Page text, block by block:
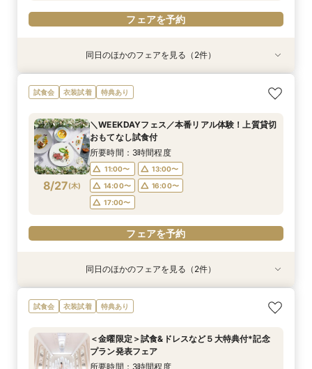
フェアを予約
8/26( 水)
【遠方の方◎オンライン相談会】スマホで簡単！
豪華5大特典付き
13:00〜
14:00〜
15:00〜
16:00〜
17:00〜
フェアを予約
衣装試着
8/26( 水)
《限定プラン◆10~30名専用会場有》少人数
ウェディング相談フェア
11:00〜
13:00〜
14:00〜
16:00〜
17:00〜
フェアを予約
同日のほかのフェアを見る（2件）
試食会 衣装試着 特典あり
8/27(木)
＼WEEKDAYフェス／本番リアル体験！上質貸切
おもてなし試食付
所要時間：3時間程度
11:00〜
13:00〜
14:00〜
16:00〜
17:00〜
フェアを予約
8/27(木)
【遠方の方◎オンライン相談会】スマホで簡単！
豪華5大特典付き
13:00〜
14:00〜
15:00〜
16:00〜
衣装試着
8/27(木)
《限定プラン◆10~30名専用会場有》少人数
ウェディング相談フェア
11:00〜
13:00〜
14:00〜
16:00〜
同日のほかのフェアを見る（2件）
試食会 衣装試着 特典あり
＜金曜限定＞試食&ドレスなど５大特典付*記念
プラン発表フェア
所要時間：3時間程度